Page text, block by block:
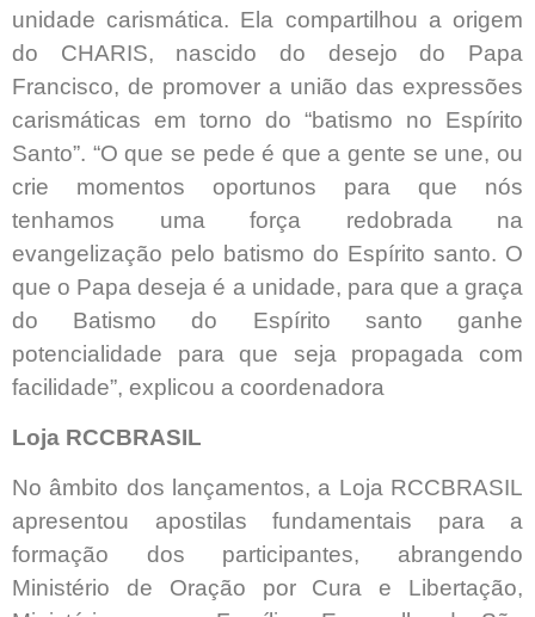
unidade carismática. Ela compartilhou a origem
do CHARIS, nascido do desejo do Papa
Francisco, de promover a união das expressões
carismáticas em torno do “batismo no Espírito
Santo”. “O que se pede é que a gente se une, ou
crie momentos oportunos para que nós
tenhamos uma força redobrada na
evangelização pelo batismo do Espírito santo. O
que o Papa deseja é a unidade, para que a graça
do Batismo do Espírito santo ganhe
potencialidade para que seja propagada com
facilidade”, explicou a coordenadora
Loja RCCBRASIL
No âmbito dos lançamentos, a Loja RCCBRASIL
apresentou apostilas fundamentais para a
formação dos participantes, abrangendo
Ministério de Oração por Cura e Libertação,